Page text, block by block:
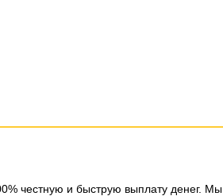
честную и быструю выплату денег. Мы